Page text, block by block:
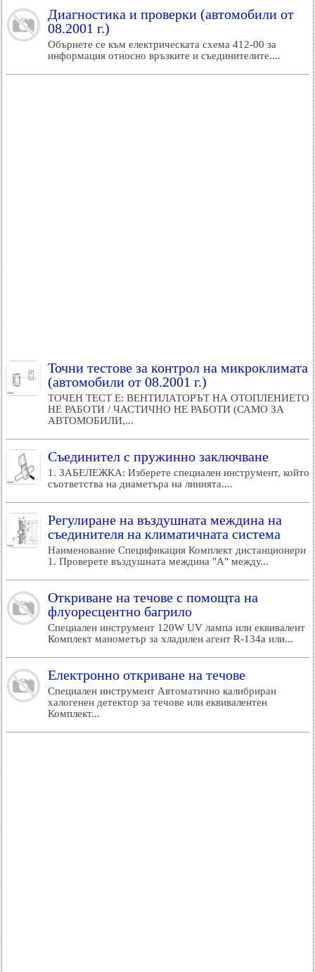
Диагностика и проверки (автомобили от
08.2001 г.)
Обърнете се към електрическата схема 412-00 за
информация относно връзките и съединителите....
Точни тестове за контрол на микроклимата
(автомобили от 08.2001 г.)
ТОЧЕН ТЕСТ E: ВЕНТИЛАТОРЪТ НА ОТОПЛЕНИЕТО
НЕ РАБОТИ / ЧАСТИЧНО НЕ РАБОТИ (САМО ЗА
АВТОМОБИЛИ,...
Съединител с пружинно заключване
1. ЗАБЕЛЕЖКА: Изберете специален инструмент, който
съответства на диаметъра на линията....
Регулиране на въздушната междина на
съединителя на климатичната система
Наименование Спецификация Комплект дистанционери
1. Проверете въздушната междина "A" между...
Откриване на течове с помощта на
флуоресцентно багрило
Специален инструмент 120W UV лампа или еквивалент
Комплект манометър за хладилен агент R-134a или...
Електронно откриване на течове
Специален инструмент Автоматично калибриран
халогенен детектор за течове или еквивалентен
Комплект...